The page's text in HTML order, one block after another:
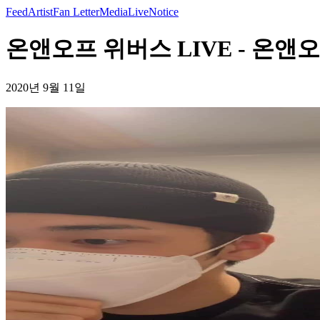
FeedArtistFan LetterMediaLiveNotice
온앤오프 위버스 LIVE - 온앤
2020년 9월 11일